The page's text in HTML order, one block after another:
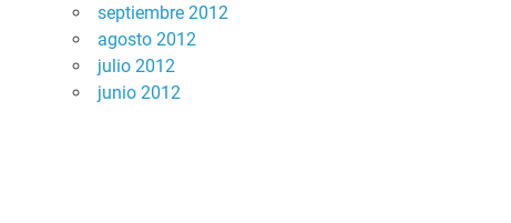
septiembre 2012
agosto 2012
julio 2012
junio 2012